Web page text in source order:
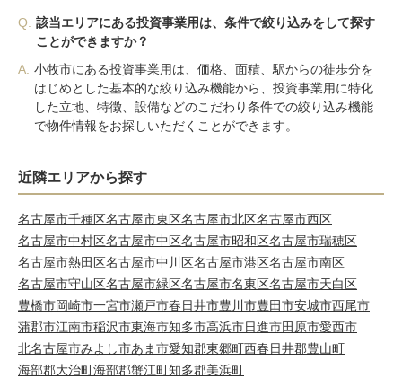
Q.
該当エリアにある投資事業用は、条件で絞り込みをして探す
ことができますか？
A. 小牧市にある投資事業用は、価格、面積、駅からの徒歩分を
はじめとした基本的な絞り込み機能から、投資事業用に特化
した立地、特徴、設備などのこだわり条件での絞り込み機能
で物件情報をお探しいただくことができます。
近隣エリアから探す
名古屋市千種区名古屋市東区名古屋市北区名古屋市西区
名古屋市中村区名古屋市中区名古屋市昭和区名古屋市瑞穂区
名古屋市熱田区名古屋市中川区名古屋市港区名古屋市南区
名古屋市守山区名古屋市緑区名古屋市名東区名古屋市天白区
豊橋市岡崎市一宮市瀬戸市春日井市豊川市豊田市安城市西尾市
蒲郡市江南市稲沢市東海市知多市高浜市日進市田原市愛西市
北名古屋市みよし市あま市愛知郡東郷町西春日井郡豊山町
海部郡大治町海部郡蟹江町知多郡美浜町